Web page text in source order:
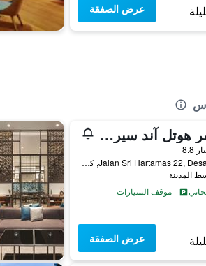
عرض الصفقة
ذا سيجنيتشر هوتل آند سيرفيسد سويتس هارتاماس كوالا لمبور
8.8
3, Jalan Sri Hartamas 22, Desa Sri Hartamas, كوالا لمبور, ماليزيا
موقف السيارات
عرض الصفقة